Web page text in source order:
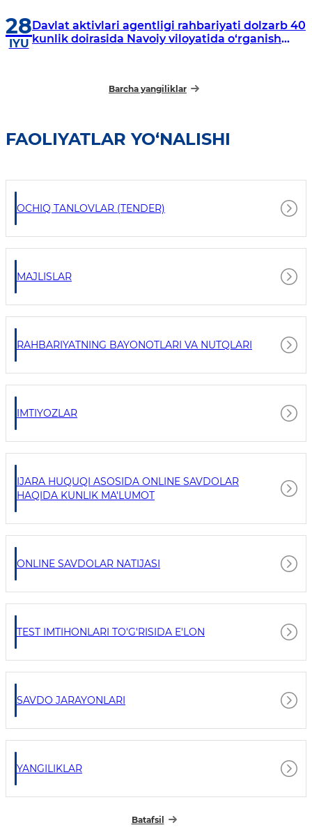
28
IYU
Davlat aktivlari agentligi rahbariyati dolzarb 40
kunlik doirasida Navoiy viloyatida o‘rganish
Barcha yangiliklar
FAOLIYATLAR YO‘NALISHI
OCHIQ TANLOVLAR (TENDER)
MAJLISLAR
RAHBARIYATNING BAYONOTLARI VA NUTQLARI
IMTIYOZLAR
IJARA HUQUQI ASOSIDA ONLINE SAVDOLAR
HAQIDA KUNLIK MA'LUMOT
ONLINE SAVDOLAR NATIJASI
TEST IMTIHONLARI TO'G'RISIDA E'LON
SAVDO JARAYONLARI
YANGILIKLAR
Batafsil